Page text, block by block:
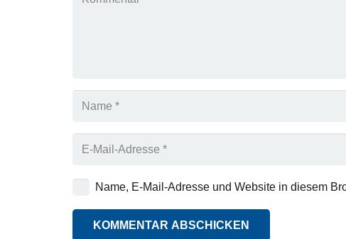
Name, E-Mail-Adresse und Website in diesem
KOMMENTAR ABSCHICKEN